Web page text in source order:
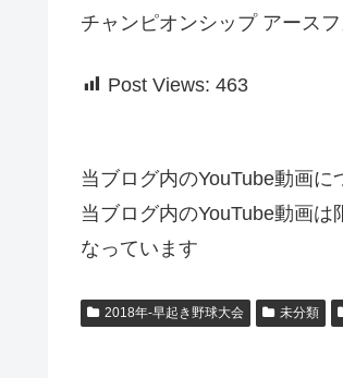
チャンピオンシップ アース
Post Views: 463
当ブログ内のYouTube動画に
当ブログ内のYouTube動画
なっています
2018年-早起き野球大会 未分類